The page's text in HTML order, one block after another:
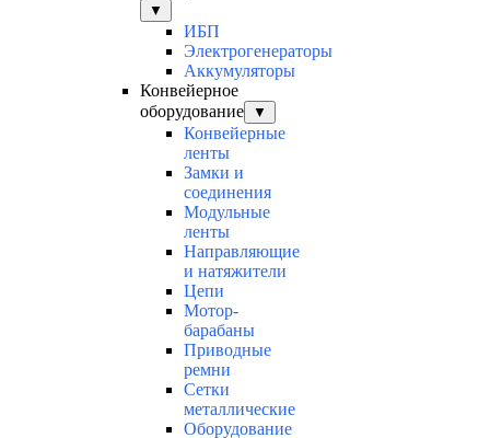
▼
ИБП
Электрогенераторы
Аккумуляторы
Конвейерное
оборудование
▼
Конвейерные
ленты
Замки и
соединения
Модульные
ленты
Направляющие
и натяжители
Цепи
Мотор-
барабаны
Приводные
ремни
Сетки
металлические
Оборудование